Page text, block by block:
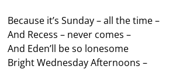
Because it’s Sunday – all the time –
And Recess – never comes –
And Eden’ll be so lonesome
Bright Wednesday Afternoons –